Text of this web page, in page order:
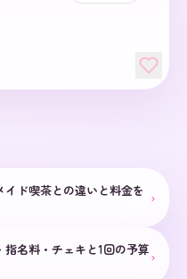
ド喫茶との違いと料金を ›
名料・チェキと1回の予算›